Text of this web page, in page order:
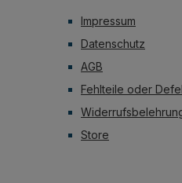
Impressum
Datenschutz
AGB
Fehlteile oder
Store